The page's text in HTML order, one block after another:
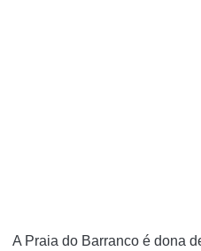
A Praia do Barranco é dona